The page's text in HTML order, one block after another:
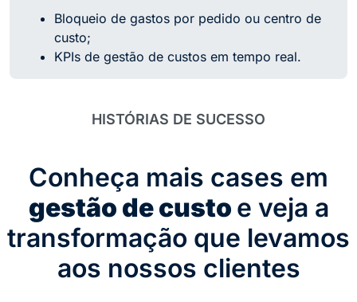
Bloqueio de gastos por pedido ou centro de
custo;
KPIs de gestão de custos em tempo real.
HISTÓRIAS DE SUCESSO
Conheça mais cases em
gestão de custo e veja a
transformação que levamos
aos nossos clientes